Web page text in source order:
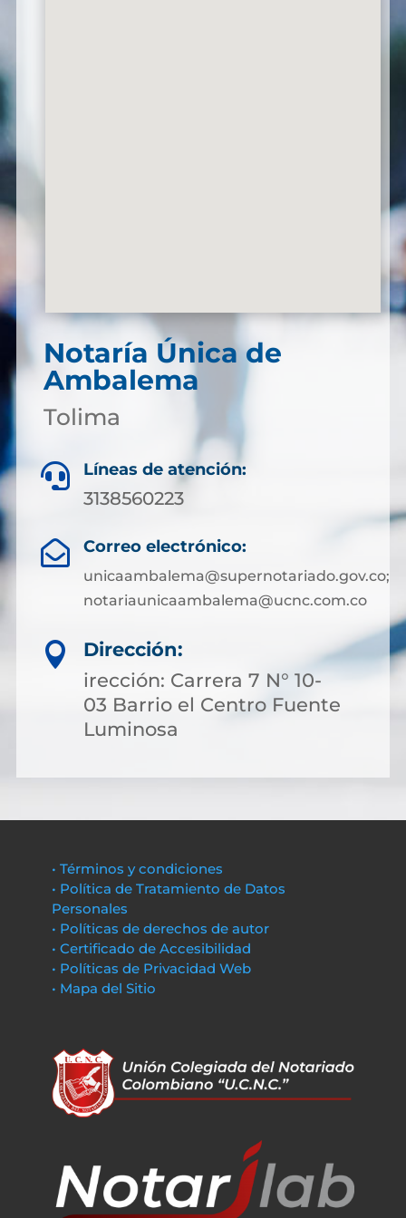
Notaría Única de
Ambalema
Tolima
 Líneas de atención:
3138560223
 Correo electrónico:
unicaambalema@supernotariado.gov.co;
notariaunicaambalema@ucnc.com.co

Dirección:
irección: Carrera 7 N° 10-
03 Barrio el Centro Fuente
Luminosa
• Términos y condiciones
• Política de Tratamiento de Datos
Personales
• Políticas de derechos de autor
• Certificado de Accesibilidad
• Políticas de Privacidad Web
• Mapa del Sitio